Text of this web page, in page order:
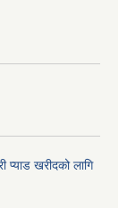
प्याड खरीदको लागि